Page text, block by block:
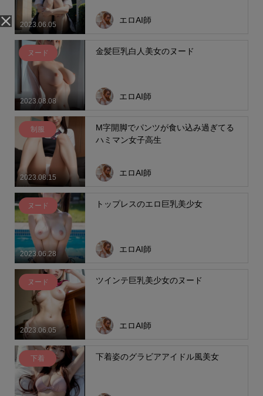
2023.06.05
エロAI師
2023.08.08
ヌード 金髪巨乳白人美女のヌード
エロAI師
2023.08.15
制服
M字開脚でパンツが食い込み過ぎてる
ハミマン女子高生
エロAI師
2023.06.28
ヌード トップレスのエロ巨乳美少女
エロAI師
2023.06.05
ヌード ツインテ巨乳美少女のヌード
エロAI師
下着 下着姿のグラビアアイドル風美女